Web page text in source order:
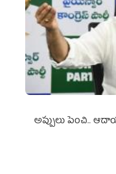
అప్పులు పెంచి..